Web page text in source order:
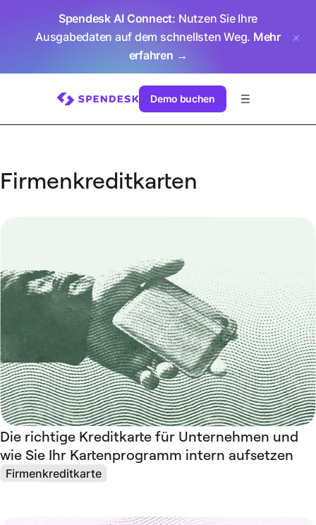
Spendesk AI Connect: Nutzen Sie Ihre
Ausgabedaten auf dem schnellsten Weg. Mehr
erfahren →
Demo buchen
Firmenkreditkarten
Die richtige Kreditkarte für Unternehmen und
wie Sie Ihr Kartenprogramm intern aufsetzen
Firmenkreditkarte